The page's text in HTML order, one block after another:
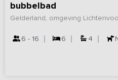
bubbelbad
Gelderland, omgeving
6 - 16 6 4